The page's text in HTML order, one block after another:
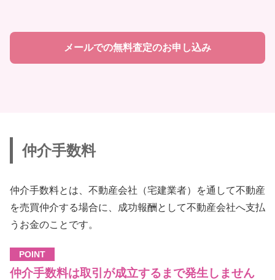
メールでの無料査定のお申し込み
仲介手数料
仲介手数料とは、不動産会社（宅建業者）を通して不動産
を売買仲介する場合に、成功報酬として不動産会社へ支払
うお金のことです。
POINT
仲介手数料は取引が成立するまで発生しません